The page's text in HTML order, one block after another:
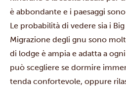
è abbondante e i paesaggi
Le probabilità di vedere sia i Big
Migrazione degli gnu sono
di lodge è ampia e adatta a
può scegliere se dormire
tenda confortevole, oppure